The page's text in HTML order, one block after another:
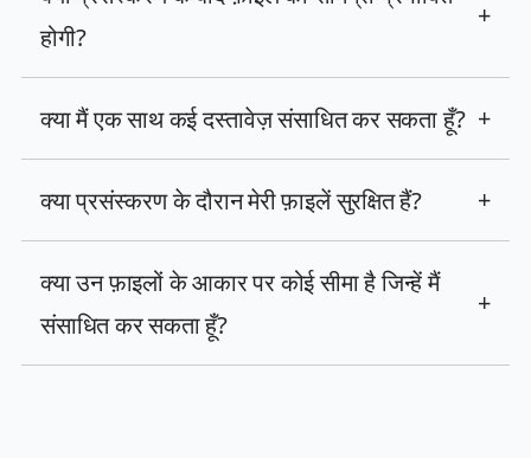
होगी?
+
क्या मैं एक साथ कई दस्तावेज़ संसाधित कर सकता हूँ? +
क्या प्रसंस्करण के दौरान मेरी फ़ाइलें सुरक्षित हैं? +
क्या उन फ़ाइलों के आकार पर कोई सीमा है जिन्हें मैं
संसाधित कर सकता हूँ?
+